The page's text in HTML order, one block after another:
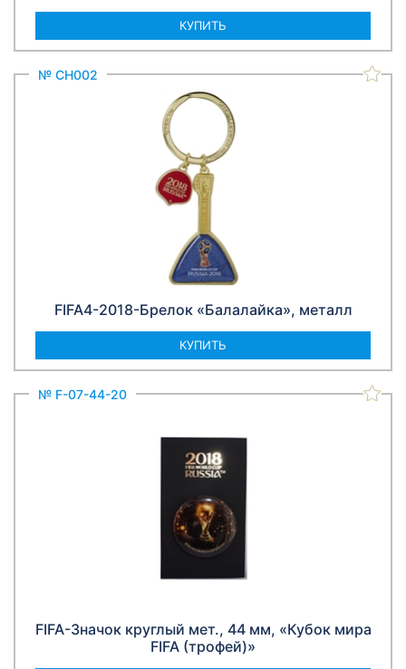
КУПИТЬ
№ СН002
FIFA4-2018-Брелок «Балалайка», металл
КУПИТЬ
№ F-07-44-20
FIFA-Значок круглый мет., 44 мм, «Кубок мира
FIFA (трофей)»